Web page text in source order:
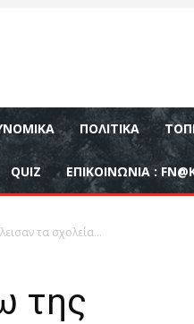
ΠΟΛΙΤΙΚΆ
QUIZ ΕΠΙΚΟΙΝΩΝΊΑ :
τα σχολεία…
της